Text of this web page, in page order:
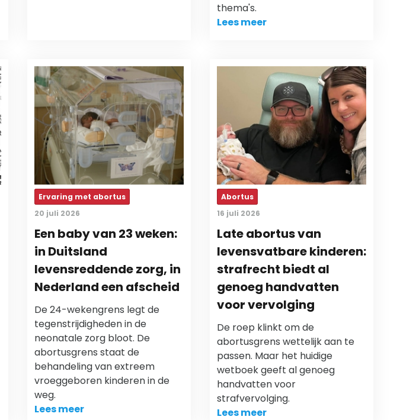
thema's.
Lees meer
Ervaring met abortus
20 juli 2026
Een baby van 23 weken:
in Duitsland
levensreddende zorg, in
Nederland een afscheid
De 24-wekengrens legt de
tegenstrijdigheden in de
neonatale zorg bloot. De
abortusgrens staat de
behandeling van extreem
vroeggeboren kinderen in de
weg.
Lees meer
Abortus
16 juli 2026
Late abortus van
levensvatbare kinderen:
strafrecht biedt al
genoeg handvatten
voor vervolging
De roep klinkt om de
abortusgrens wettelijk aan te
passen. Maar het huidige
wetboek geeft al genoeg
handvatten voor
strafvervolging.
Lees meer